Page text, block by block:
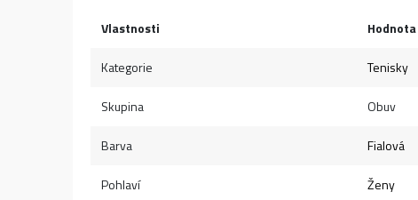
Vlastnosti Hodnota
Kategorie Tenisky
Skupina Obuv
Barva Fialová
Pohlaví Ženy